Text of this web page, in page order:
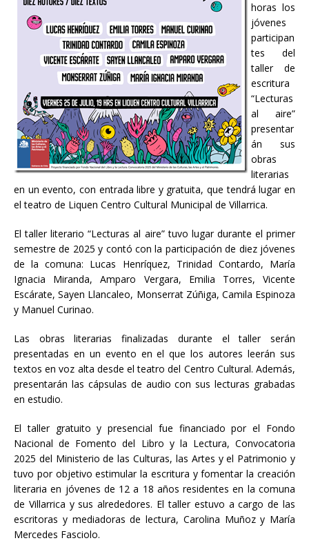
horas los
jóvenes
participan
tes del
taller de
escritura
“Lecturas
al aire”
presentar
án sus
obras
literarias
en un evento, con entrada libre y gratuita, que tendrá lugar en
el teatro de Liquen Centro Cultural Municipal de Villarrica.
El taller literario “Lecturas al aire” tuvo lugar durante el primer
semestre de 2025 y contó con la participación de diez jóvenes
de la comuna: Lucas Henríquez, Trinidad Contardo, María
Ignacia Miranda, Amparo Vergara, Emilia Torres, Vicente
Escárate, Sayen Llancaleo, Monserrat Zúñiga, Camila Espinoza
y Manuel Curinao.
Las obras literarias finalizadas durante el taller serán
presentadas en un evento en el que los autores leerán sus
textos en voz alta desde el teatro del Centro Cultural. Además,
presentarán las cápsulas de audio con sus lecturas grabadas
en estudio.
El taller gratuito y presencial fue financiado por el Fondo
Nacional de Fomento del Libro y la Lectura, Convocatoria
2025 del Ministerio de las Culturas, las Artes y el Patrimonio y
tuvo por objetivo estimular la escritura y fomentar la creación
literaria en jóvenes de 12 a 18 años residentes en la comuna
de Villarrica y sus alrededores. El taller estuvo a cargo de las
escritoras y mediadoras de lectura, Carolina Muñoz y María
Mercedes Fasciolo.